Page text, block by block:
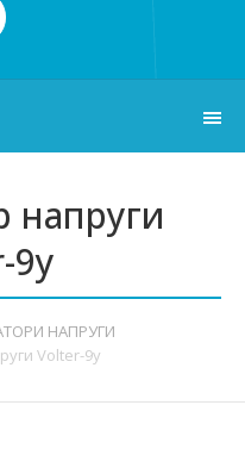
напруги
9у
НАПРУГИ
Volter-9у